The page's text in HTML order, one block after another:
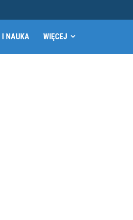
I NAUKA WIĘCEJ